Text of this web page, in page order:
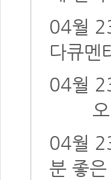
04월
다큐멘
04월
04월
분 좋